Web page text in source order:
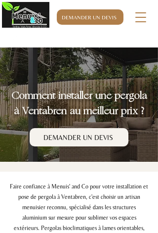
DEMANDER UN DEVIS
Comment installer une pergola
à Ventabren au meilleur prix ?
DEMANDER UN DEVIS
Faire confiance à Menuis' and Co pour votre installation et
pose de pergola à Ventabren, c'est choisir un artisan
menuisier reconnu, spécialisé dans les structures
aluminium sur mesure pour sublimer vos espaces
extérieurs. Pergolas bioclimatiques à lames orientables,